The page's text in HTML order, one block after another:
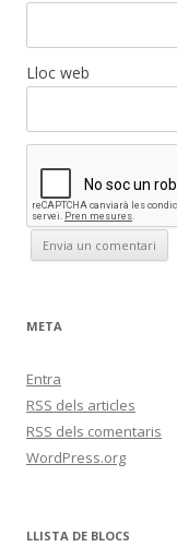
Lloc web
META
Entra
RSS dels articles
RSS dels comentaris
WordPress.org
LLISTA DE BLOCS